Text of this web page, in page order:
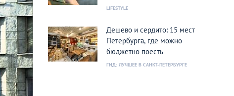
LIFESTYLE
Дешево и сердито: 15 мест
Петербурга, где можно
бюджетно поесть
ГИД: ЛУЧШЕЕ В САНКТ-ПЕТЕРБУРГЕ